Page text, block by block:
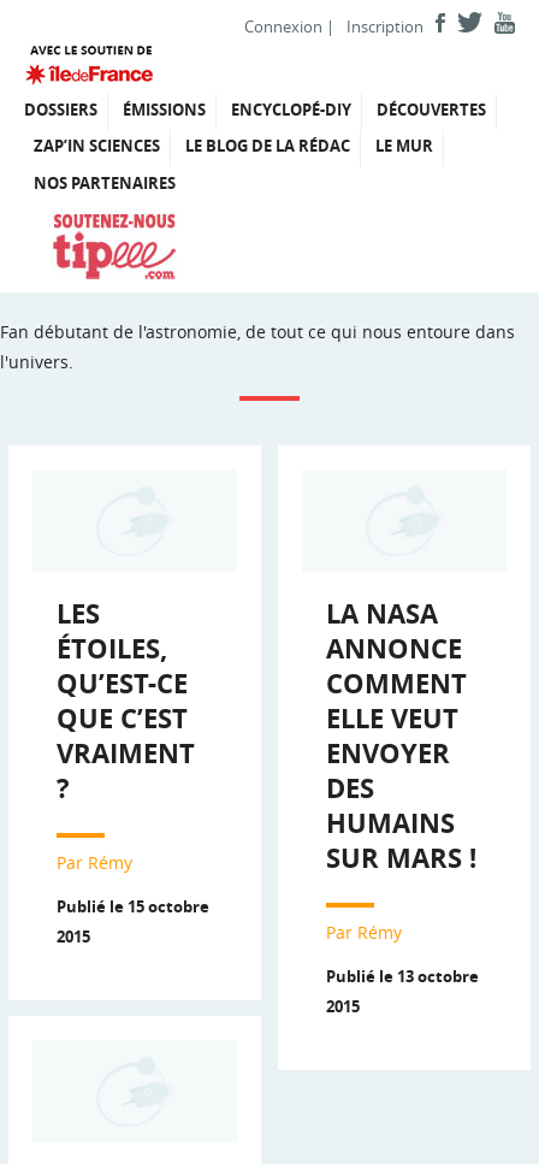
Connexion | Inscription
DOSSIERS ÉMISSIONS ENCYCLOPÉ-DIY
DÉCOUVERTES
ZAP’IN SCIENCES
LE BLOG DE LA RÉDAC
LE MUR
NOS PARTENAIRES
Fan débutant de l'astronomie, de tout ce qui nous entoure dans
l'univers.
LES
ÉTOILES,
QU’EST-CE
QUE C’EST
VRAIMENT
?
Par Rémy
Publié le 15 octobre
2015
LA NASA
ANNONCE
COMMENT
ELLE VEUT
ENVOYER
DES
HUMAINS
SUR MARS !
Par Rémy
Publié le 13 octobre
2015